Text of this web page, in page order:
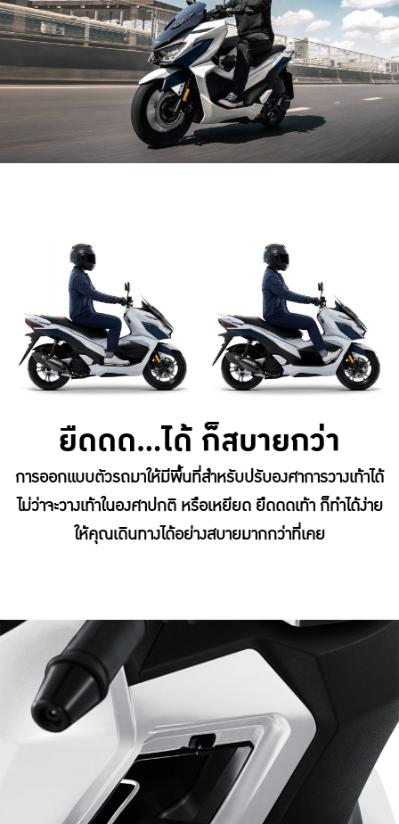
ยืดดด...ได้ ก็สบายกว่า
การออกแบบตัวรถมาให้มีพื้นที่สําหรับปรับองศาการวางเท้าได้
ไม่ว่าจะวางเท้าในองศาปกติ หรือเหยียด ยืดดดเท้า ก็ทําได้ง่าย
ให้คุณเดินทางได้อย่างสบายมากกว่าที่เคย